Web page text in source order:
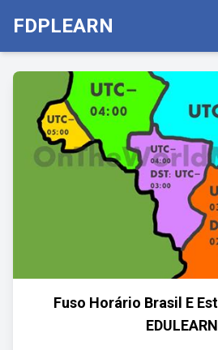
FDPLEARN
Fuso Horário Brasil E
EDULEARN